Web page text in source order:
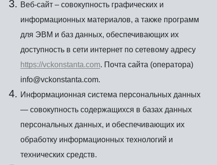
Веб-сайт – совокупность графических и
информационных материалов, а также программ
для ЭВМ и баз данных, обеспечивающих их
доступность в сети интернет по сетевому адресу
https://vckonstanta.com. Почта сайта (оператора)
info@vckonstanta.com.
Информационная система персональных данных
— совокупность содержащихся в базах данных
персональных данных, и обеспечивающих их
обработку информационных технологий и
технических средств.